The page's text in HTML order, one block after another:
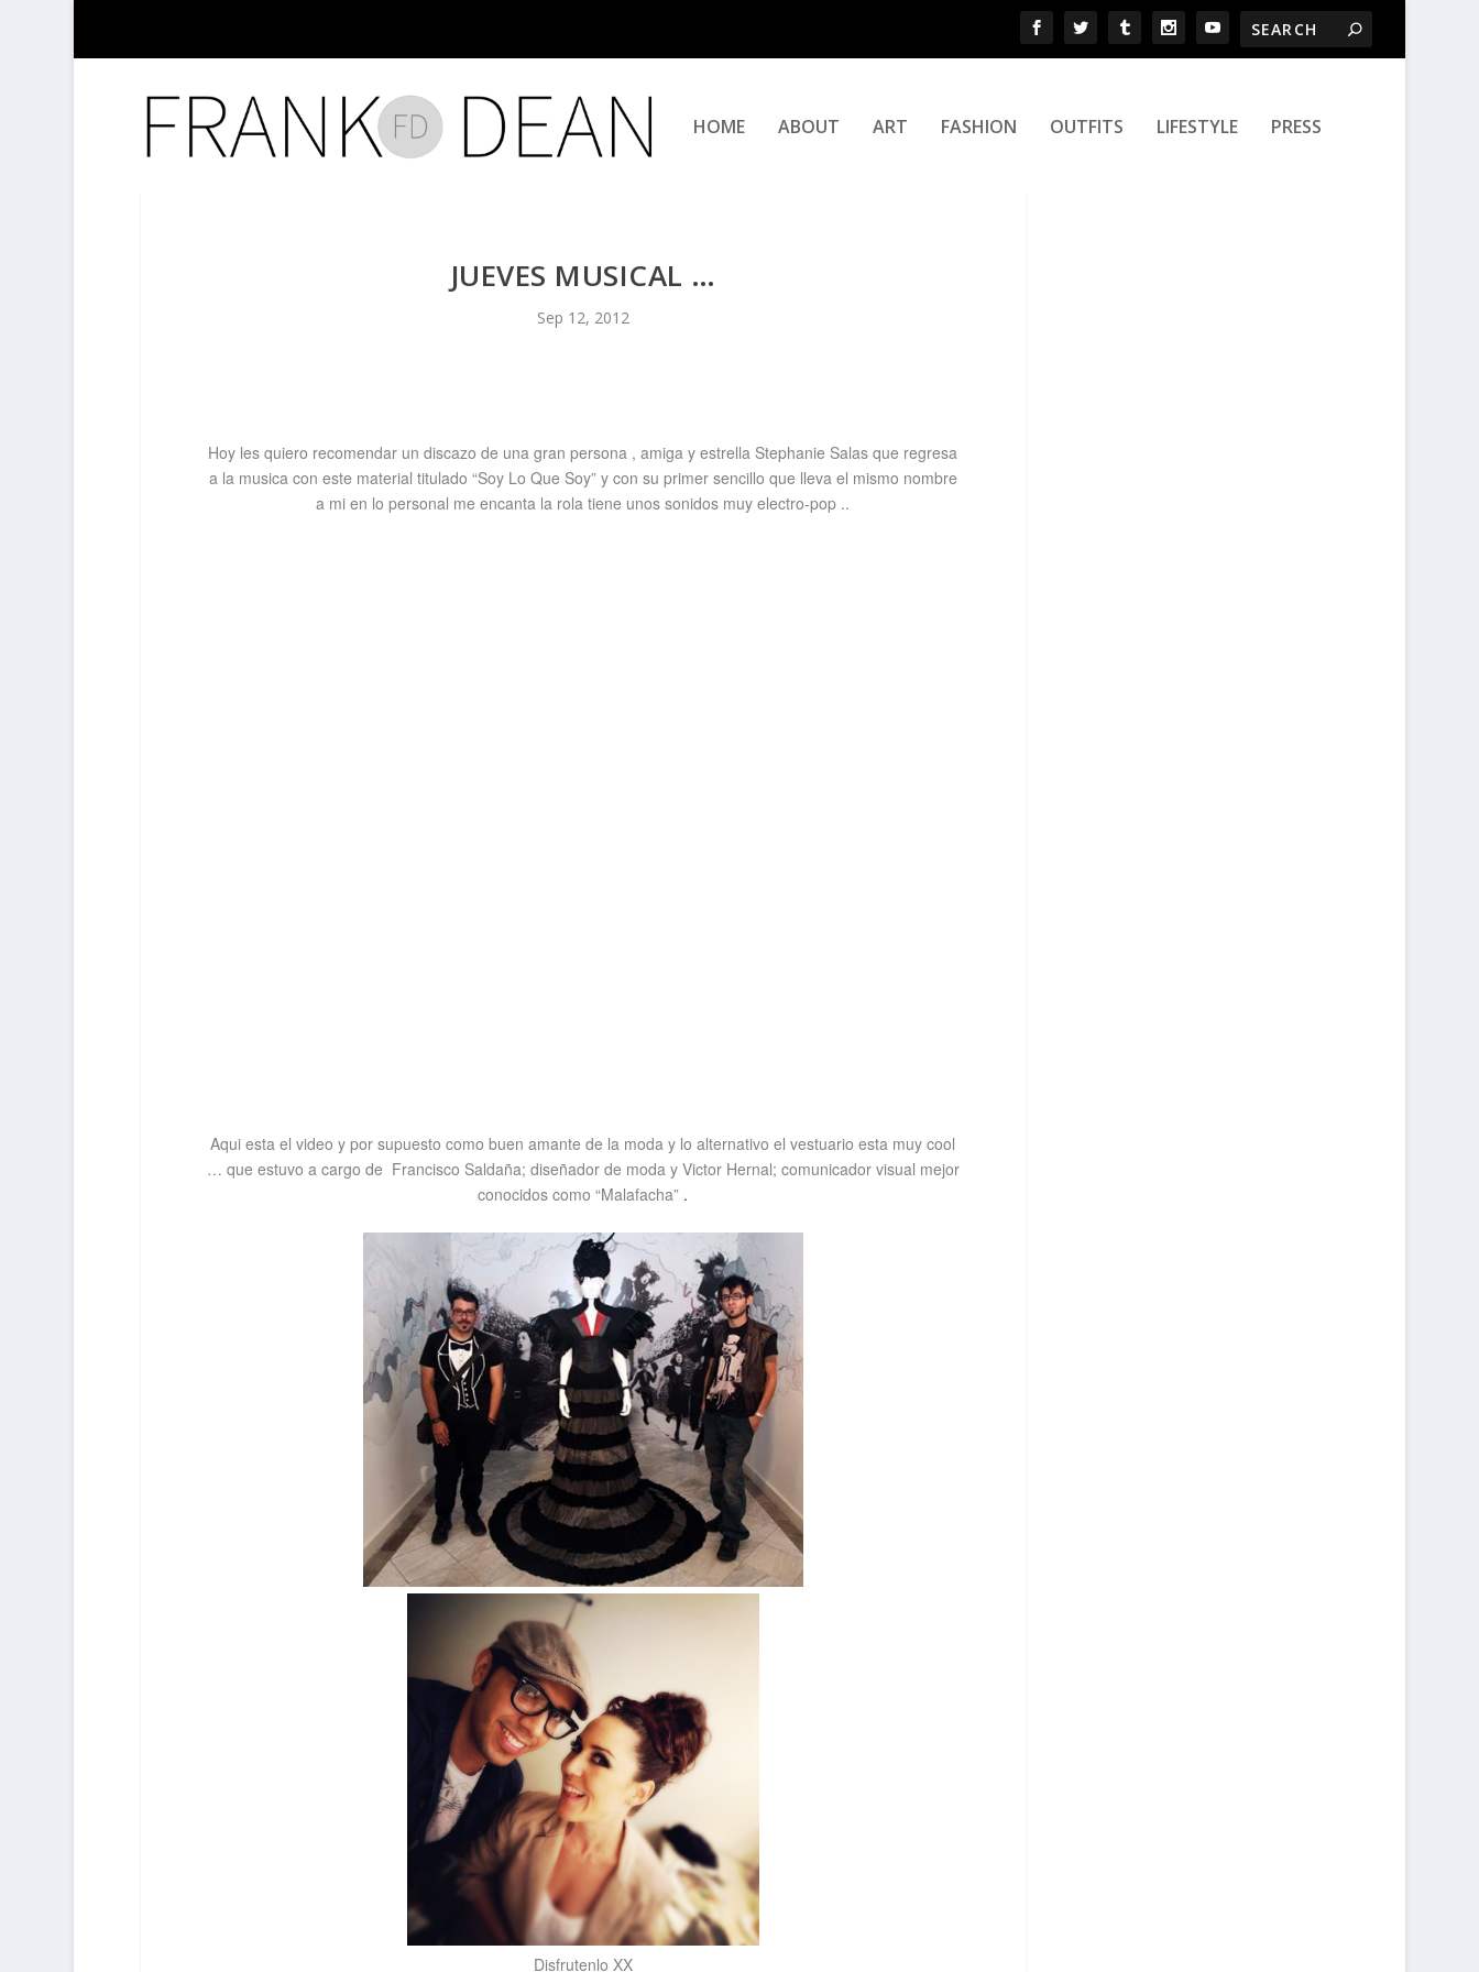
HOME ABOUT ART FASHION OUTFITS LIFESTYLE PRESS
JUEVES MUSICAL …
Sep 12, 2012
Hoy les quiero recomendar un discazo de una gran persona , amiga y estrella Stephanie Salas que regresa
a la musica con este material titulado “Soy Lo Que Soy” y con su primer sencillo que lleva el mismo nombre
a mi en lo personal me encanta la rola tiene unos sonidos muy electro-pop ..
Aqui esta el video y por supuesto como buen amante de la moda y lo alternativo el vestuario esta muy cool
… que estuvo a cargo de Francisco Saldaña; diseñador de moda y Victor Hernal; comunicador visual mejor
conocidos como “Malafacha” .
Disfrutenlo XX